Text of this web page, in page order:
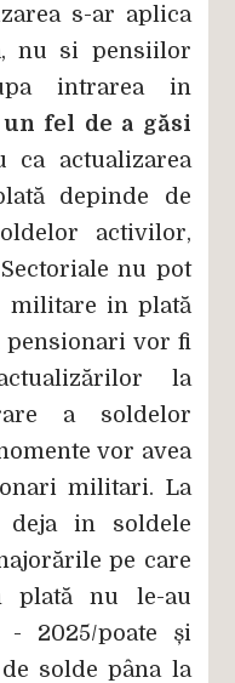
s-ar aplica
nu si pensiilor
intrarea in
fel de a găsi
ca actualizarea
depinde de
activilor,
nu pot
militare in plată
vor fi
la
a soldelor
vor avea
militari. La
deja in soldele
pe care
plată nu le-au
2025/poate și
solde pâna la